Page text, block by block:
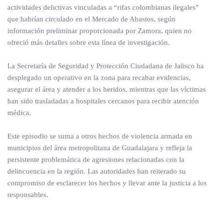
actividades delictivas vinculadas a “rifas colombianas ilegales”
que habrían circulado en el Mercado de Abastos, según
información preliminar proporcionada por Zamora, quien no
ofreció más detalles sobre esta línea de investigación.
La Secretaría de Seguridad y Protección Ciudadana de Jalisco ha
desplegado un operativo en la zona para recabar evidencias,
asegurar el área y atender a los heridos, mientras que las víctimas
han sido trasladadas a hospitales cercanos para recibir atención
médica.
Este episodio se suma a otros hechos de violencia armada en
municipios del área metropolitana de Guadalajara y refleja la
persistente problemática de agresiones relacionadas con la
delincuencia en la región. Las autoridades han reiterado su
compromiso de esclarecer los hechos y llevar ante la justicia a los
responsables.